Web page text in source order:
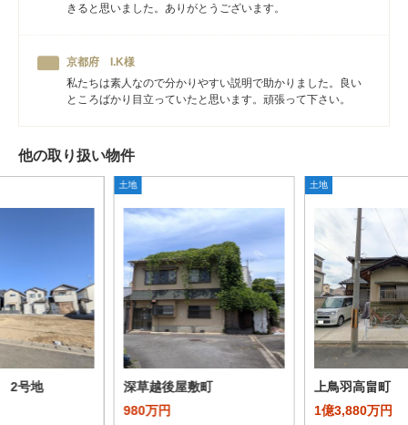
きると思いました。ありがとうございます。
京都府 I.K様
私たちは素人なので分かりやすい説明で助かりました。良い
ところばかり目立っていたと思います。頑張って下さい。
他の取り扱い物件
2号地
土地
深草越後屋敷町
980万円
土地
上鳥羽高畠町
1億3,880万円